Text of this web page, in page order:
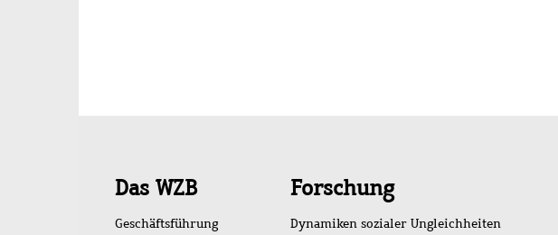
Schnellzugriff
Das WZB
Geschäftsführung
Forschung
Dynamiken sozialer Ungleichheiten